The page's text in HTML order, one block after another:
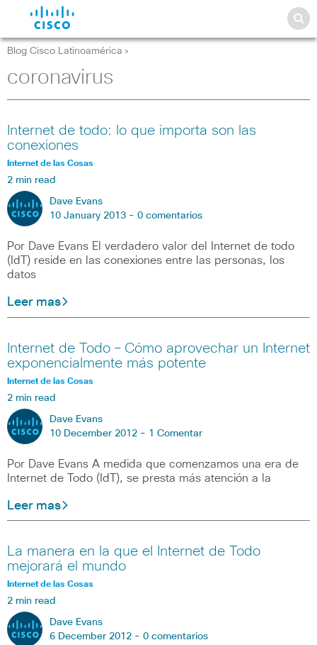
Blog Cisco Latinoamérica >
coronavirus
Internet de todo: lo que importa son las
conexiones
Internet de las Cosas
2 min read
Dave Evans
10 January 2013 - 0 comentarios
Por Dave Evans El verdadero valor del Internet de todo
(IdT) reside en las conexiones entre las personas, los
datos
Leer mas
Internet de Todo – Cómo aprovechar un Internet
exponencialmente más potente
Internet de las Cosas
2 min read
Dave Evans
10 December 2012 - 1 Comentar
Por Dave Evans A medida que comenzamos una era de
Internet de Todo (IdT), se presta más atención a la
Leer mas
La manera en la que el Internet de Todo
mejorará el mundo
Internet de las Cosas
2 min read
Dave Evans
6 December 2012 - 0 comentarios